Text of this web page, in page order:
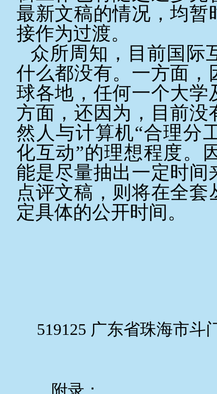
最新文稿的情况，均
接作为过渡。
众所周知，目前国际
什么都没有。一方面
球各地，任何一个大
方面，还因为，目前
然人与计算机“合理分
化互动”的理想程度。
能是尽量抽出一定时
点评文稿，则将在全
定具体的公开时间。
519125 广东省珠海市斗
附录：